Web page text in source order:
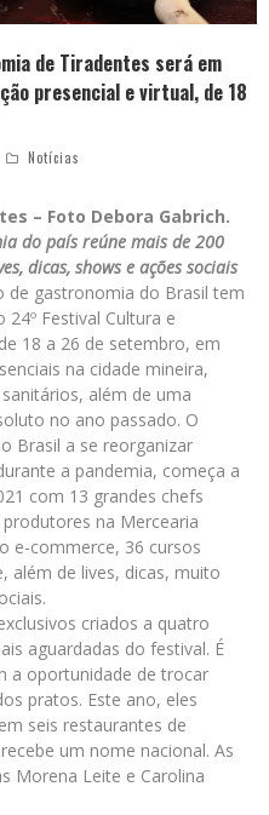
de Tiradentes será em
presencial e virtual, de 18
Notícias
– Foto Debora Gabrich.
do país reúne mais de 200
dicas, shows e ações sociais
de gastronomia do Brasil tem
Festival Cultura e
18 a 26 de setembro, em
na cidade mineira,
além de uma
no ano passado. O
Brasil a se reorganizar
a pandemia, começa a
com 13 grandes chefs
na Mercearia
e-commerce, 36 cursos
além de lives, dicas, muito
criados a quatro
aguardadas do festival. É
a oportunidade de trocar
pratos. Este ano, eles
seis restaurantes de
um nome nacional. As
Morena Leite e Carolina